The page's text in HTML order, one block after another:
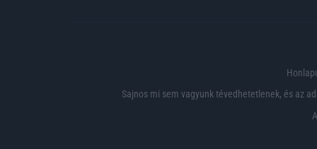
Sajnos mi sem vagyunk tévedhetetlenek, és az